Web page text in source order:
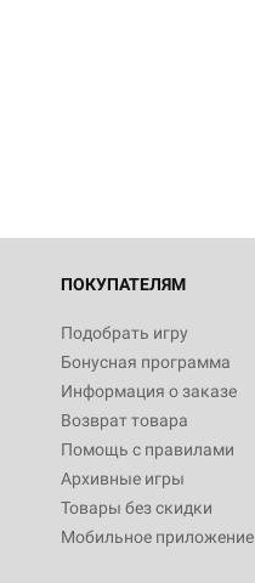
ПОКУПАТЕЛЯМ
Подобрать игру
Бонусная программа
Информация о заказе
Возврат товара
Помощь с правилами
Архивные игры
Товары без скидки
Мобильное приложение